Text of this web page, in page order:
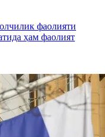
фаолияти
ҳам фаолият